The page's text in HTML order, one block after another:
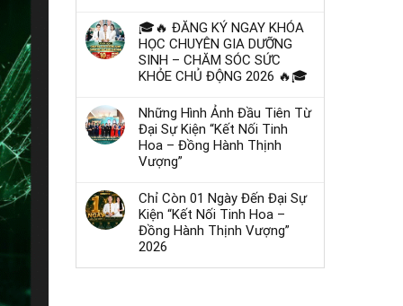
🎓🔥 ĐĂNG KÝ NGAY KHÓA
HỌC CHUYÊN GIA DƯỠNG
SINH – CHĂM SÓC SỨC
KHỎE CHỦ ĐỘNG 2026 🔥🎓
Những Hình Ảnh Đầu Tiên Từ
Đại Sự Kiện “Kết Nối Tinh
Hoa – Đồng Hành Thịnh
Vượng”
Chỉ Còn 01 Ngày Đến Đại Sự
Kiện “Kết Nối Tinh Hoa –
Đồng Hành Thịnh Vượng”
2026